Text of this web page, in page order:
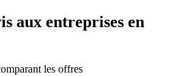
aux entreprises en
les offres